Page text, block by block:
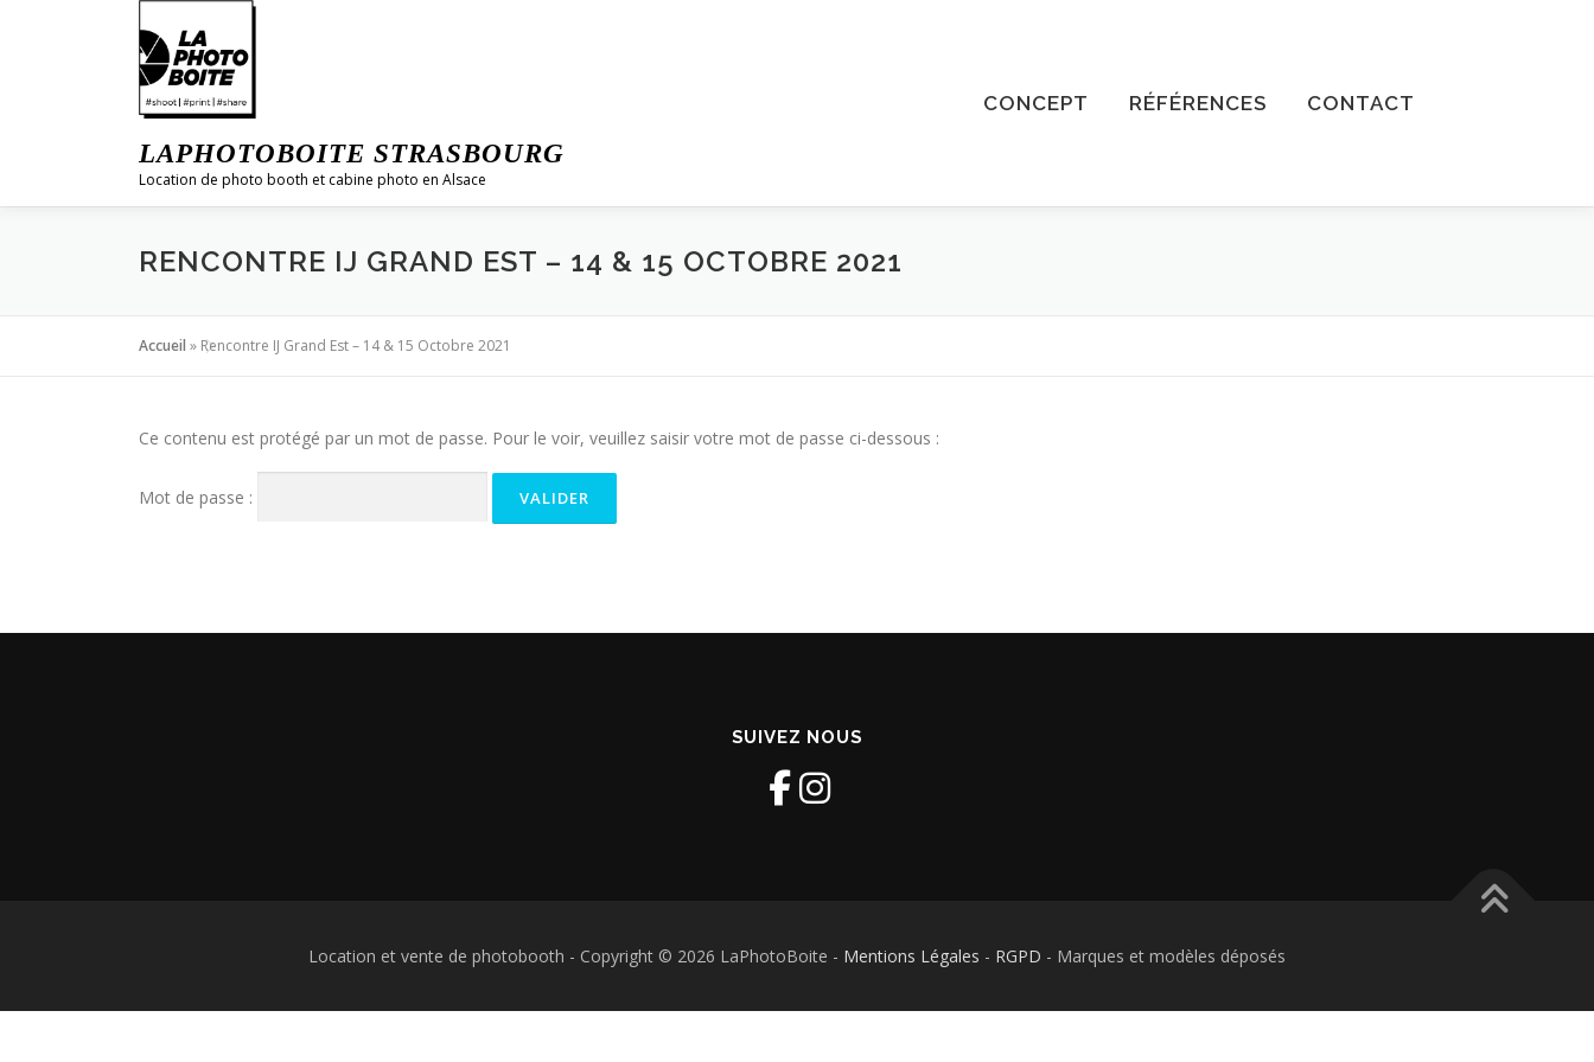
LAPHOTOBOITE STRASBOURG
Location de photo booth et cabine photo en Alsace
CONCEPT RÉFÉRENCES CONTACT
RENCONTRE IJ GRAND EST – 14 & 15 OCTOBRE 2021
Accueil » Rencontre IJ Grand Est – 14 & 15 Octobre 2021
Ce contenu est protégé par un mot de passe. Pour le voir, veuillez saisir votre mot de passe ci-dessous :
Mot de passe :
SUIVEZ NOUS
Location et vente de photobooth - Copyright © 2026 LaPhotoBoite - Mentions Légales - RGPD - Marques et modèles déposés